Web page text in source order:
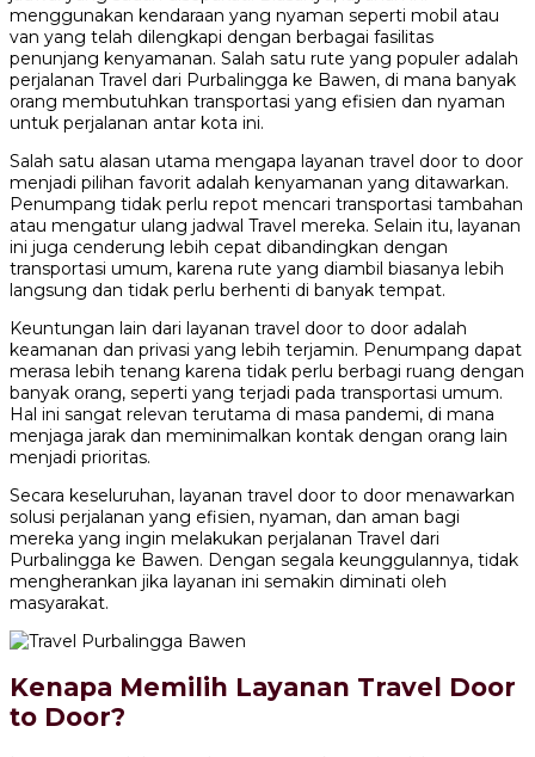
menggunakan kendaraan yang nyaman seperti mobil atau
van yang telah dilengkapi dengan berbagai fasilitas
penunjang kenyamanan. Salah satu rute yang populer adalah
perjalanan Travel dari Purbalingga ke Bawen, di mana banyak
orang membutuhkan transportasi yang efisien dan nyaman
untuk perjalanan antar kota ini.
Salah satu alasan utama mengapa layanan travel door to door
menjadi pilihan favorit adalah kenyamanan yang ditawarkan.
Penumpang tidak perlu repot mencari transportasi tambahan
atau mengatur ulang jadwal Travel mereka. Selain itu, layanan
ini juga cenderung lebih cepat dibandingkan dengan
transportasi umum, karena rute yang diambil biasanya lebih
langsung dan tidak perlu berhenti di banyak tempat.
Keuntungan lain dari layanan travel door to door adalah
keamanan dan privasi yang lebih terjamin. Penumpang dapat
merasa lebih tenang karena tidak perlu berbagi ruang dengan
banyak orang, seperti yang terjadi pada transportasi umum.
Hal ini sangat relevan terutama di masa pandemi, di mana
menjaga jarak dan meminimalkan kontak dengan orang lain
menjadi prioritas.
Secara keseluruhan, layanan travel door to door menawarkan
solusi perjalanan yang efisien, nyaman, dan aman bagi
mereka yang ingin melakukan perjalanan Travel dari
Purbalingga ke Bawen. Dengan segala keunggulannya, tidak
mengherankan jika layanan ini semakin diminati oleh
masyarakat.
Kenapa Memilih Layanan Travel Door
to Door?